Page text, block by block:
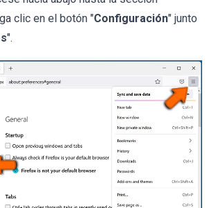
clic en el botón "Configuración" junto
".